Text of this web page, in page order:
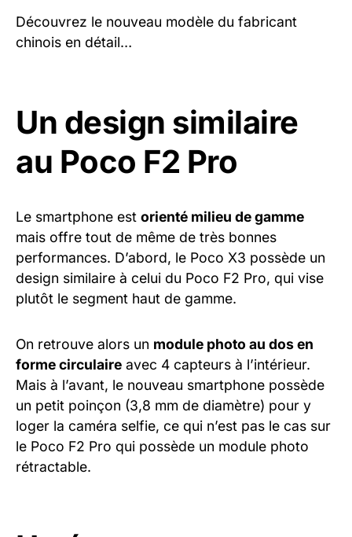
Découvrez le nouveau modèle du fabricant
chinois en détail…
Un design similaire
au Poco F2 Pro
Le smartphone est orienté milieu de gamme
mais offre tout de même de très bonnes
performances. D’abord, le Poco X3 possède un
design similaire à celui du Poco F2 Pro, qui vise
plutôt le segment haut de gamme.
On retrouve alors un module photo au dos en
forme circulaire avec 4 capteurs à l’intérieur.
Mais à l’avant, le nouveau smartphone possède
un petit poinçon (3,8 mm de diamètre) pour y
loger la caméra selfie, ce qui n’est pas le cas sur
le Poco F2 Pro qui possède un module photo
rétractable.